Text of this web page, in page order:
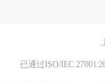
已通过ISO/IEC